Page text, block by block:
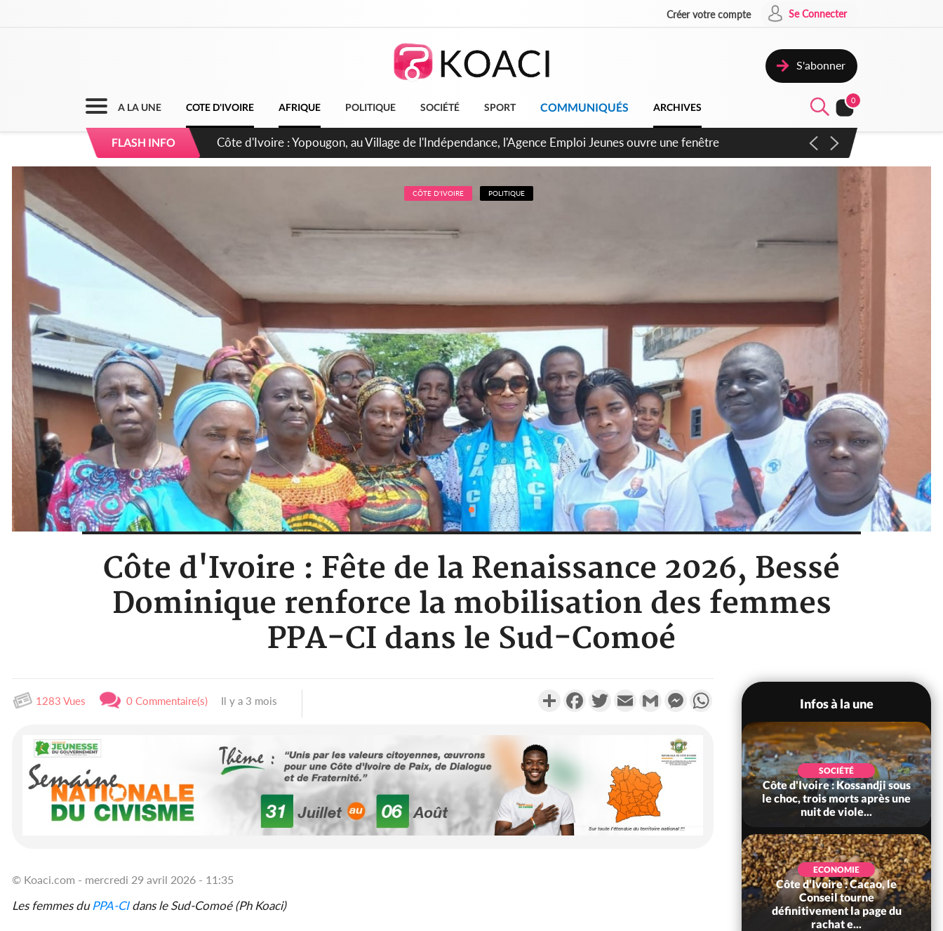
Créer votre compte Se Connecter
S'abonner
A LA UNE COTE D'IVOIRE AFRIQUE POLITIQUE SOCIÉTÉ SPORT COMMUNIQUÉS ARCHIVES
0
FLASH INFO
Côte d'Ivoire : CHU de Treichville, après la fronde, les agents contractuels obtiennent un accord avec la
direction sur les arriérés du SMIG 2023
CÔTE D'IVOIRE POLITIQUE
Côte d'Ivoire : Fête de la Renaissance 2026, Bessé
Dominique renforce la mobilisation des femmes
PPA-CI dans le Sud-Comoé
1283 Vues 0 Commentaire(s) Il y a 3 mois PartagerFacebookTwitterEmail Gmail MessengerWhatsApp
© Koaci.com - mercredi 29 avril 2026 - 11:35
Les femmes duPPA-CIdans le Sud-Comoé (Ph Koaci)
Infos à la une
POLITIQUE
Côte d'Ivoire : Indépendance
2026, Yopougon coeur
battant de la célébration...
SOCIÉTÉ
Côte d'Ivoire : Kossandji sous
le choc, trois morts après une
nuit de viole...
ECONOMIE
Côte d'Ivoire : Cacao, le
Conseil tourne
définitivement la page du
rachat e...